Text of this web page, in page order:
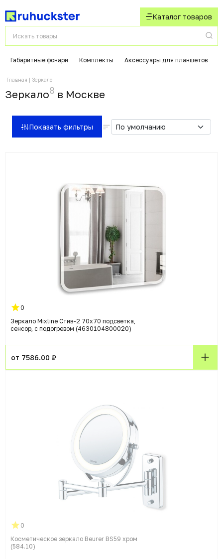
Каталог товаров
Габаритные фонари Комплекты Аксессуары для планшетов
Главная Зеркало
Зеркало8 в Москвe
Показать фильтры
0
Зеркало Mixline Стив-2 70х70 подсветка,
сенсор, с подогревом (4630104800020)
от 7586.00 ₽
0
Косметическое зеркало Beurer BS59 хром
(584.10)